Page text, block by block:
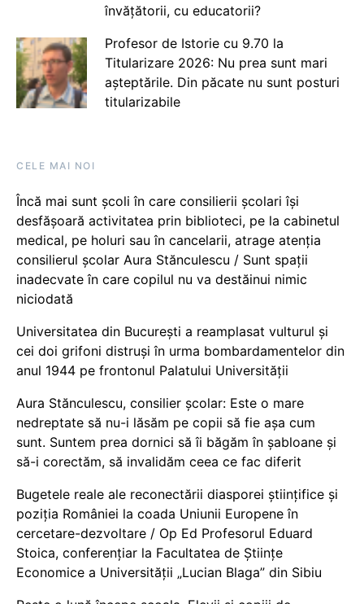
învățătorii, cu educatorii?
Profesor de Istorie cu 9.70 la
Titularizare 2026: Nu prea sunt mari
așteptările. Din păcate nu sunt posturi
titularizabile
CELE MAI NOI
Încă mai sunt școli în care consilierii școlari își
desfășoară activitatea prin biblioteci, pe la cabinetul
medical, pe holuri sau în cancelarii, atrage atenția
consilierul școlar Aura Stănculescu / Sunt spații
inadecvate în care copilul nu va destăinui nimic
niciodată
Universitatea din București a reamplasat vulturul și
cei doi grifoni distruși în urma bombardamentelor din
anul 1944 pe frontonul Palatului Universității
Aura Stănculescu, consilier școlar: Este o mare
nedreptate să nu-i lăsăm pe copii să fie așa cum
sunt. Suntem prea dornici să îi băgăm în șabloane și
să-i corectăm, să invalidăm ceea ce fac diferit
Bugetele reale ale reconectării diasporei științifice și
poziția României la coada Uniunii Europene în
cercetare-dezvoltare / Op Ed Profesorul Eduard
Stoica, conferențiar la Facultatea de Științe
Economice a Universității „Lucian Blaga” din Sibiu